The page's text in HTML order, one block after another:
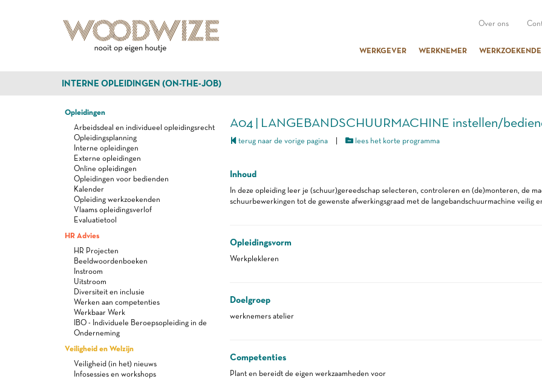
Over ons
WERKGEVER WERKNEMER WERKZOEKENDE
INTERNE OPLEIDINGEN (ON-THE-JOB)
Opleidingen
Arbeidsdeal en individueel opleidingsrecht
Opleidingsplanning
Interne opleidingen
Externe opleidingen
Online opleidingen
Opleidingen voor bedienden
Kalender
Opleiding werkzoekenden
Vlaams opleidingsverlof
Evaluatietool
HR Advies
HR Projecten
Beeldwoordenboeken
Instroom
Uitstroom
Diversiteit en inclusie
Werken aan competenties
Werkbaar Werk
IBO - Individuele Beroepsopleiding in de
Onderneming
Veiligheid en Welzijn
Veiligheid (in het) nieuws
Infosessies en workshops
A04 | LANGEBANDSCHUURMACHINE instellen/
terug naar de vorige pagina| lees het korte programma
Inhoud
In deze opleiding leer je (schuur)gereedschap selecteren, controleren en (de)monteren, de
schuurbewerkingen tot de gewenste afwerkingsgraad met de langebandschuurmachine veilig
Opleidingsvorm
Werkplekleren
Doelgroep
werknemers atelier
Competenties
Plant en bereidt de eigen werkzaamheden voor